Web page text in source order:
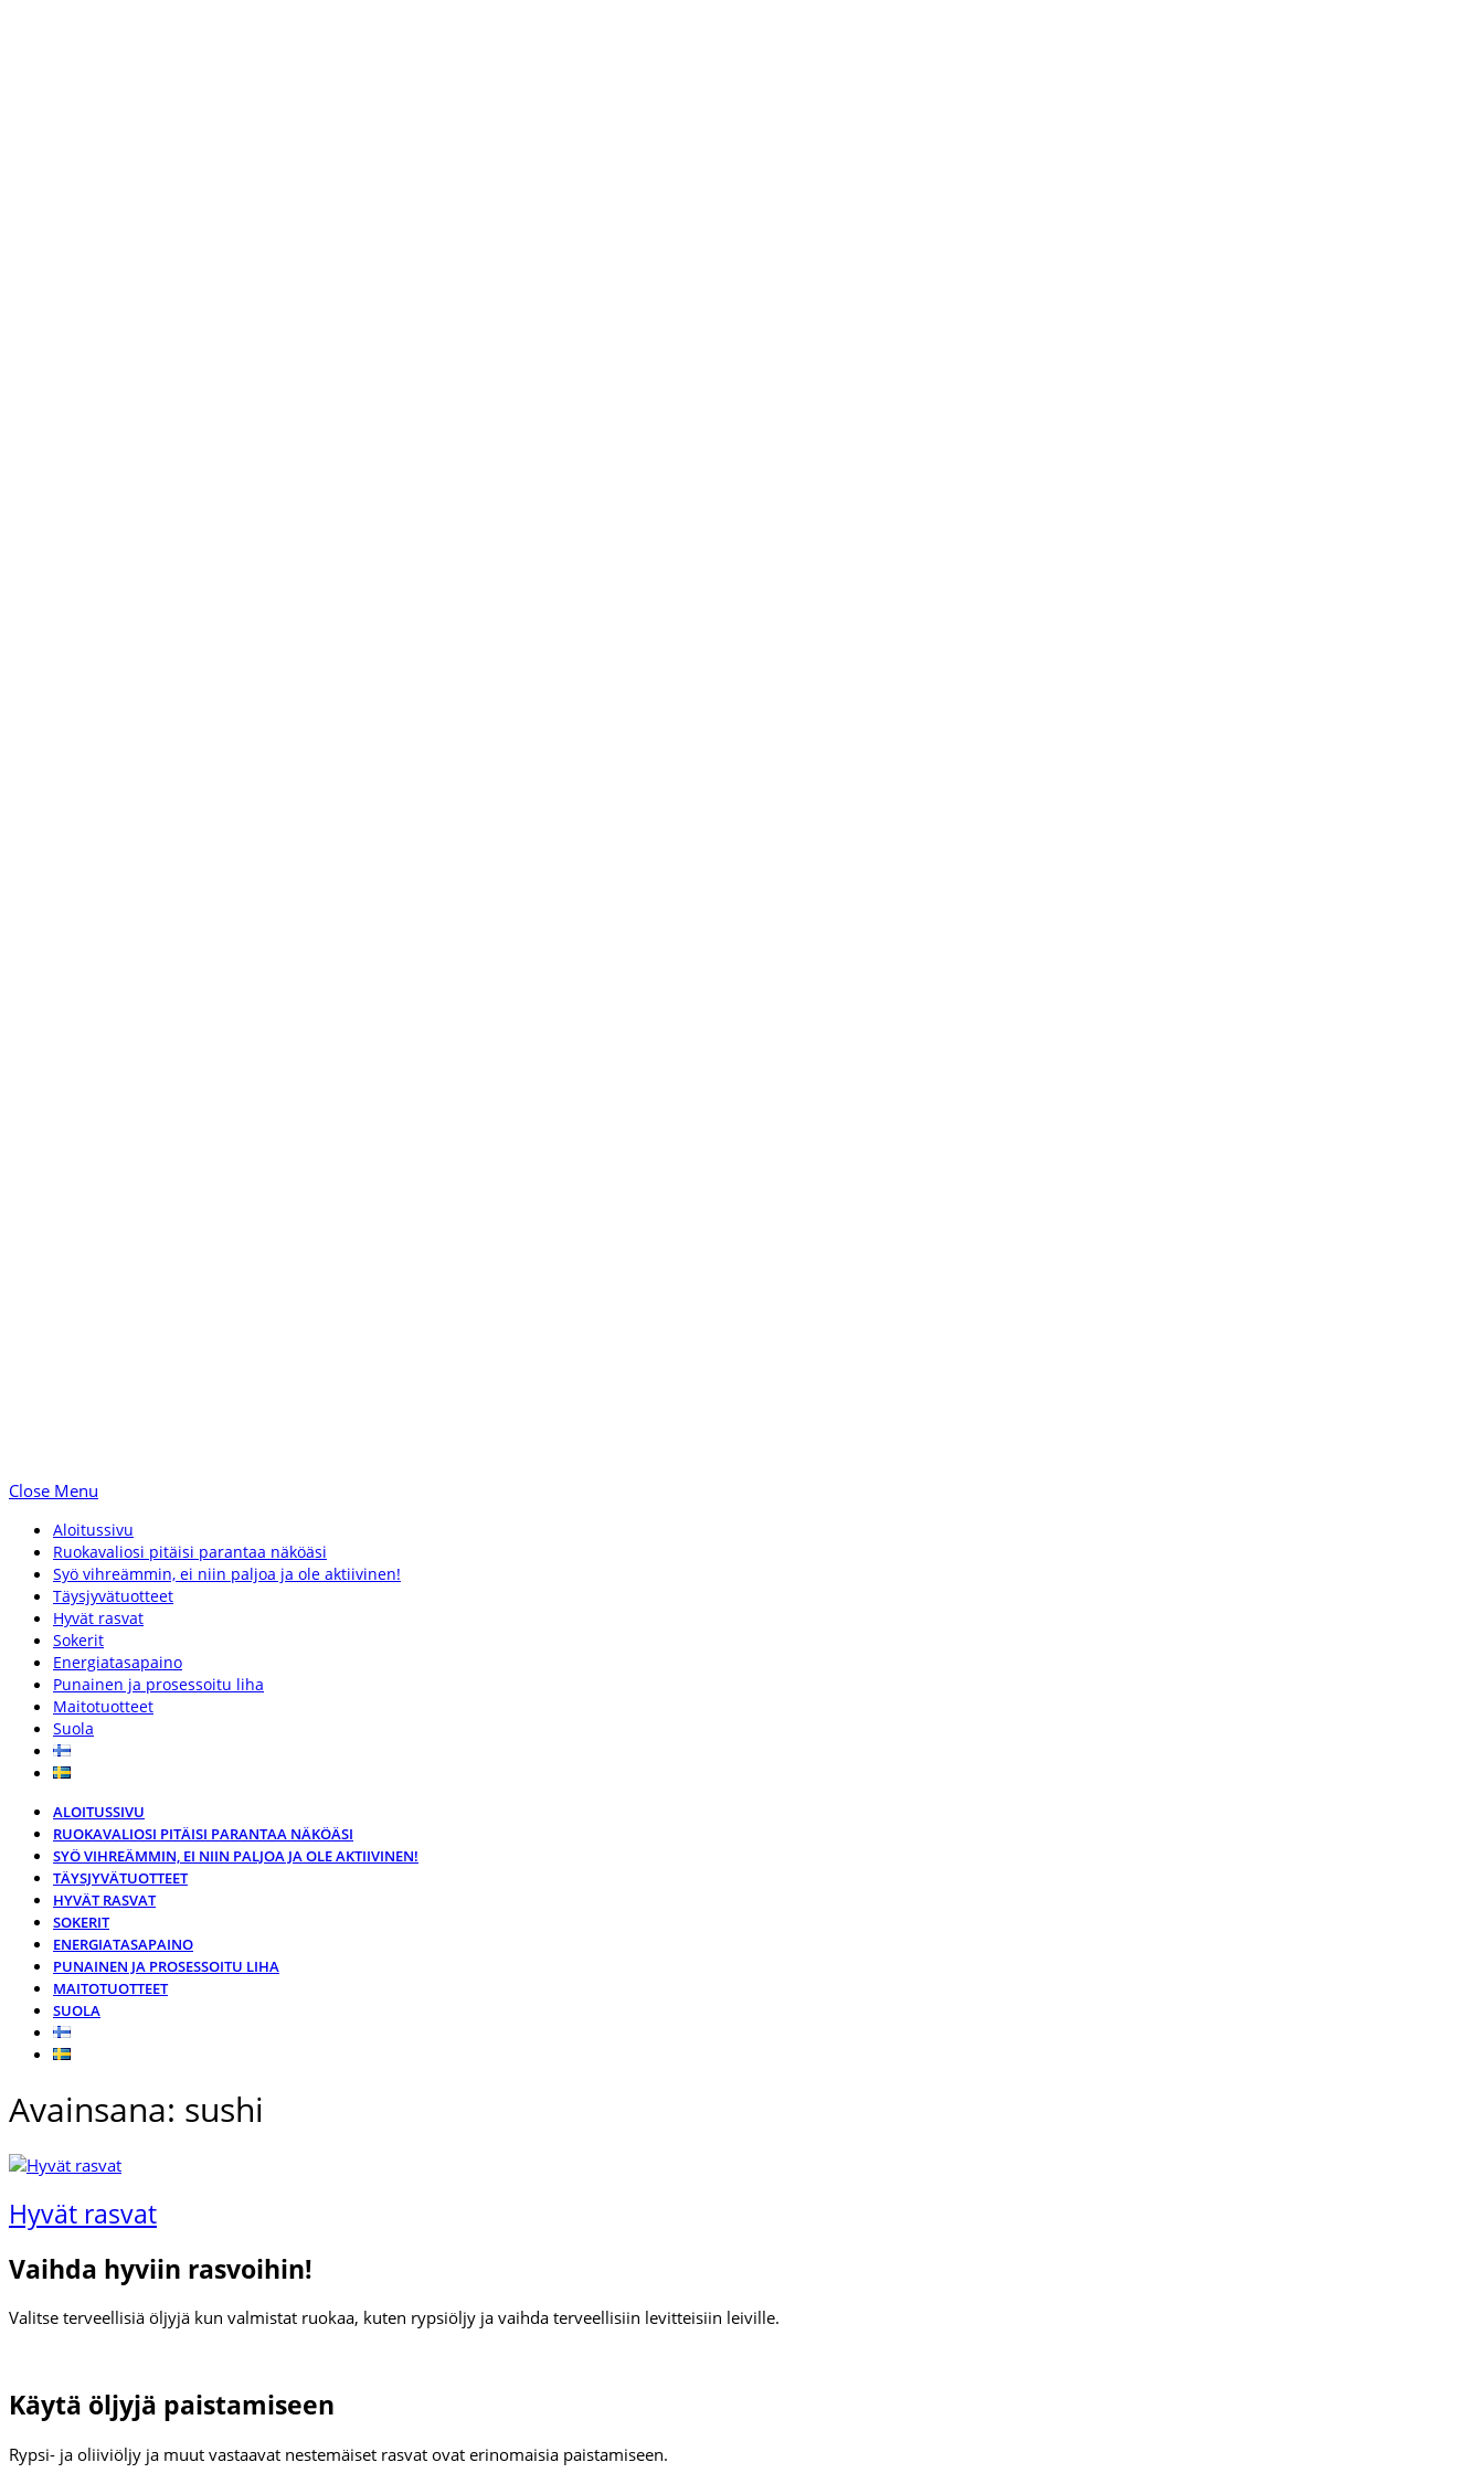
Close Menu
Aloitussivu
Ruokavaliosi pitäisi parantaa näköäsi
Syö vihreämmin, ei niin paljoa ja ole aktiivinen!
Täysjyvätuotteet
Hyvät rasvat
Sokerit
Energiatasapaino
Punainen ja prosessoitu liha
Maitotuotteet
Suola
ALOITUSSIVU
RUOKAVALIOSI PITÄISI PARANTAA NÄKÖÄSI
SYÖ VIHREÄMMIN, EI NIIN PALJOA JA OLE AKTIIVINEN!
TÄYSJYVÄTUOTTEET
HYVÄT RASVAT
SOKERIT
ENERGIATASAPAINO
PUNAINEN JA PROSESSOITU LIHA
MAITOTUOTTEET
SUOLA
Avainsana: sushi
Hyvät rasvat
Vaihda hyviin rasvoihin!
Valitse terveellisiä öljyjä kun valmistat ruokaa, kuten rypsiöljy ja vaihda terveellisiin levitteisiin leiville.
Käytä öljyjä paistamiseen
Rypsi- ja oliiviöljy ja muut vastaavat nestemäiset rasvat ovat erinomaisia paistamiseen.